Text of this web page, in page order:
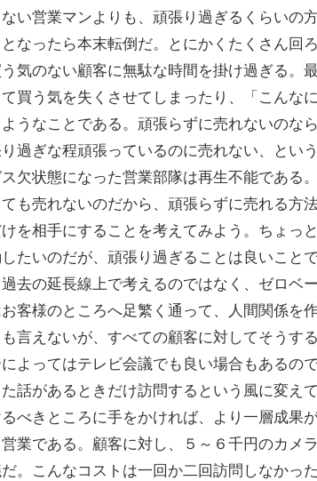
い営業マンよりも、頑張り過ぎるくらいの
なったら本末転倒だ。とにかくたくさん回
気のない顧客に無駄な時間を掛け過ぎる。
買う気を失くさせてしまったり、「こんな
うなことである。頑張らずに売れないのな
過ぎな程頑張っているのに売れない、とい
欠状態になった営業部隊は再生不能である
も売れないのだから、頑張らずに売れる方
を相手にすることを考えてみよう。ちょっ
したいのだが、頑張り過ぎることは良いこと
去の延長線上で考えるのではなく、ゼロベ
客様のところへ足繁く通って、人間関係を
言えないが、すべての顧客に対してそうす
よってはテレビ会議でも良い場合もあるの
話があるときだけ訪問するという風に変え
べきところに手をかければ、より一層成果
業である。顧客に対し、５～６千円のカメ
。こんなコストは一回か二回訪問しなかっ